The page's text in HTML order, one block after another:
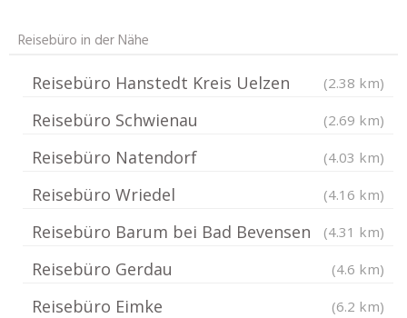
Reisebüro in der Nähe
Reisebüro Hanstedt Kreis Uelzen (2.38 km)
Reisebüro Schwienau (2.69 km)
Reisebüro Natendorf (4.03 km)
Reisebüro Wriedel (4.16 km)
Reisebüro Barum bei Bad Bevensen (4.31 km)
Reisebüro Gerdau (4.6 km)
Reisebüro Eimke (6.2 km)